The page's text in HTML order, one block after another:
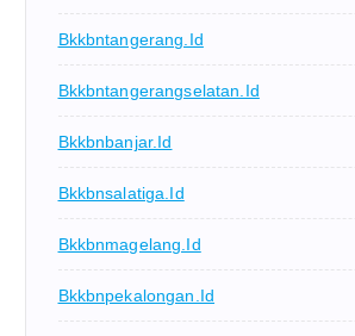
Bkkbntangerang.id
Bkkbntangerangselatan.id
Bkkbnbanjar.id
Bkkbnsalatiga.id
Bkkbnmagelang.id
Bkkbnpekalongan.id